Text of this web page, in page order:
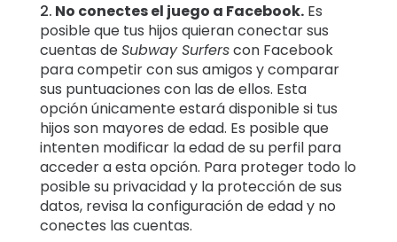
2. No conectes el juego a Facebook.Es
posible que tus hijos quieran conectar sus
cuentas deSubway Surferscon Facebook
para competir con sus amigos y comparar
sus puntuaciones con las de ellos. Esta
opción únicamente estará disponible si tus
hijos son mayores de edad. Es posible que
intenten modificar la edad de su perfil para
acceder a esta opción. Para proteger todo lo
posible su privacidad y la protección de sus
datos, revisa la configuración de edad y no
conectes las cuentas.